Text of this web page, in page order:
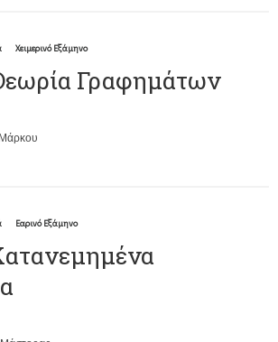
Χειμερινό Εξάμηνο
Γραφημάτων
Εαρινό Εξάμηνο